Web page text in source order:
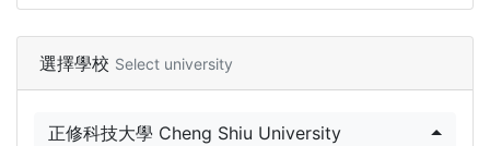
選擇學校 Select university
正修科技大學 Cheng Shiu University